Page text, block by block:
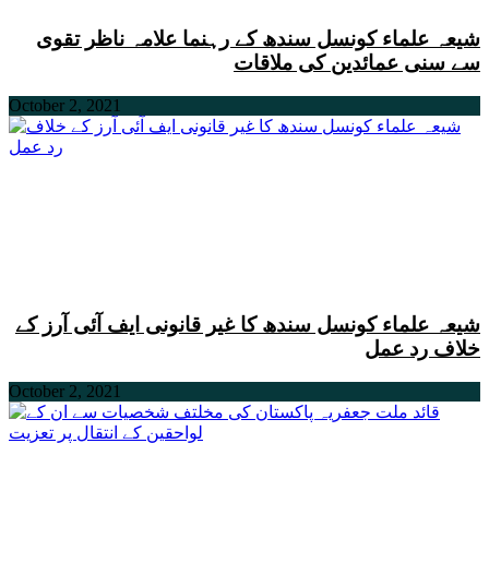
شیعہ علماء کونسل سندھ کے رہنما علامہ ناظر تقوی
سے سنی عمائدین کی ملاقات
October 2, 2021
شیعہ علماء کونسل سندھ کا غیر قانونی ایف آئی آرز کے
خلاف رد عمل
October 2, 2021